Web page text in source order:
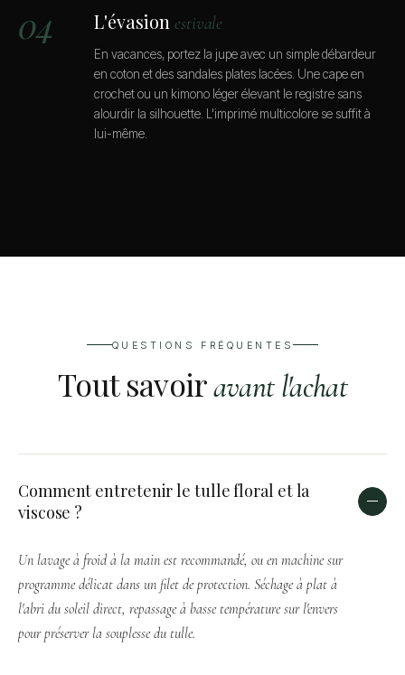
04 L'évasion estivale
En vacances, portez la jupe avec un simple débardeur
en coton et des sandales plates lacées. Une cape en
crochet ou un kimono léger élevant le registre sans
alourdir la silhouette. L'imprimé multicolore se suffit à
lui-même.
QUESTIONS FRÉQUENTES
Tout savoiravant l'achat
Comment entretenir le tulle floral et la
viscose ?
Un lavage à froid à la main est recommandé, ou en machine sur
programme délicat dans un filet de protection. Séchage à plat à
l'abri du soleil direct, repassage à basse température sur l'envers
pour préserver la souplesse du tulle.